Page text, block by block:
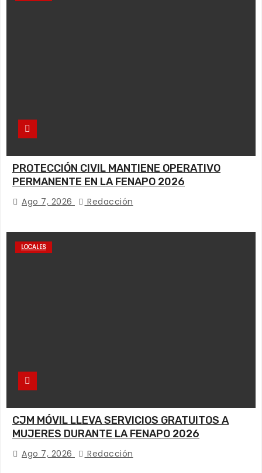
PROTECCIÓN CIVIL MANTIENE OPERATIVO
PERMANENTE EN LA FENAPO 2026
Ago 7, 2026 Redacción
LOCALES
CJM MÓVIL LLEVA SERVICIOS GRATUITOS A
MUJERES DURANTE LA FENAPO 2026
Ago 7, 2026 Redacción